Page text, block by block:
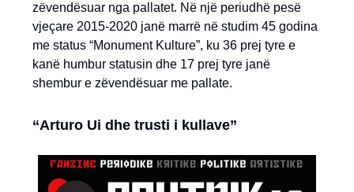
zëvendësuar nga pallatet. Në një periudhë pesë
vjeçare 2015-2020 janë marrë në studim 45 godina
me status “Monument Kulture”, ku 36 prej tyre e
kanë humbur statusin dhe 17 prej tyre janë
shembur e zëvendësuar me pallate.
“Arturo Ui dhe trusti i kullave”